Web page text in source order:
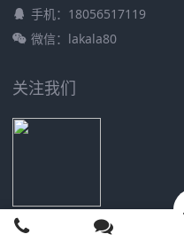
手机：18056517119
微信：lakala80
关注我们